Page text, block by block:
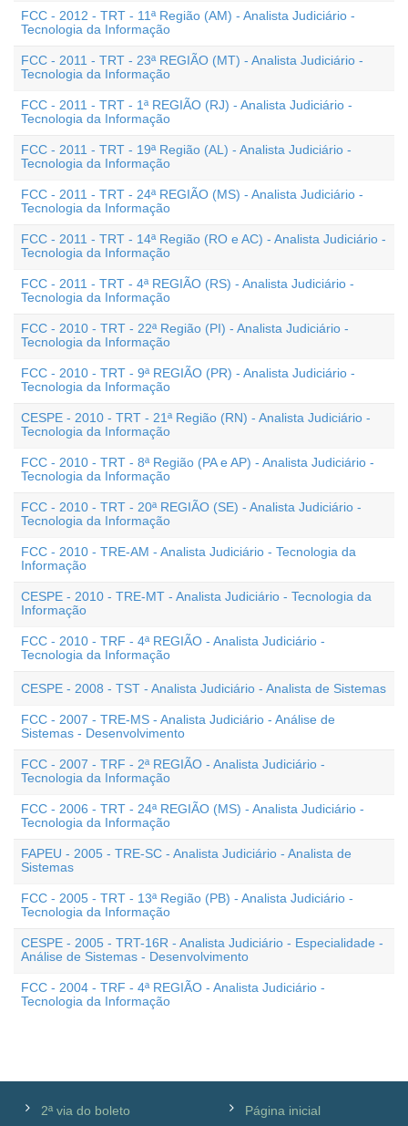
FCC - 2012 - TRT - 11ª Região (AM) - Analista Judiciário -
Tecnologia da Informação
FCC - 2011 - TRT - 23ª REGIÃO (MT) - Analista Judiciário -
Tecnologia da Informação
FCC - 2011 - TRT - 1ª REGIÃO (RJ) - Analista Judiciário -
Tecnologia da Informação
FCC - 2011 - TRT - 19ª Região (AL) - Analista Judiciário -
Tecnologia da Informação
FCC - 2011 - TRT - 24ª REGIÃO (MS) - Analista Judiciário -
Tecnologia da Informação
FCC - 2011 - TRT - 14ª Região (RO e AC) - Analista Judiciário -
Tecnologia da Informação
FCC - 2011 - TRT - 4ª REGIÃO (RS) - Analista Judiciário -
Tecnologia da Informação
FCC - 2010 - TRT - 22ª Região (PI) - Analista Judiciário -
Tecnologia da Informação
FCC - 2010 - TRT - 9ª REGIÃO (PR) - Analista Judiciário -
Tecnologia da Informação
CESPE - 2010 - TRT - 21ª Região (RN) - Analista Judiciário -
Tecnologia da Informação
FCC - 2010 - TRT - 8ª Região (PA e AP) - Analista Judiciário -
Tecnologia da Informação
FCC - 2010 - TRT - 20ª REGIÃO (SE) - Analista Judiciário -
Tecnologia da Informação
FCC - 2010 - TRE-AM - Analista Judiciário - Tecnologia da
Informação
CESPE - 2010 - TRE-MT - Analista Judiciário - Tecnologia da
Informação
FCC - 2010 - TRF - 4ª REGIÃO - Analista Judiciário -
Tecnologia da Informação
CESPE - 2008 - TST - Analista Judiciário - Analista de Sistemas
FCC - 2007 - TRE-MS - Analista Judiciário - Análise de
Sistemas - Desenvolvimento
FCC - 2007 - TRF - 2ª REGIÃO - Analista Judiciário -
Tecnologia da Informação
FCC - 2006 - TRT - 24ª REGIÃO (MS) - Analista Judiciário -
Tecnologia da Informação
FAPEU - 2005 - TRE-SC - Analista Judiciário - Analista de
Sistemas
FCC - 2005 - TRT - 13ª Região (PB) - Analista Judiciário -
Tecnologia da Informação
CESPE - 2005 - TRT-16R - Analista Judiciário - Especialidade -
Análise de Sistemas - Desenvolvimento
FCC - 2004 - TRF - 4ª REGIÃO - Analista Judiciário -
Tecnologia da Informação
2ª via do boleto
Página inicial